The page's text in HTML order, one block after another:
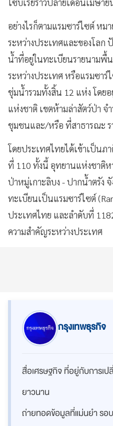
อย่างไรก็ตามแรมซาร์ไซต์ ห
ระหว่างประเทศและของโล
น้ำที่อยู่ในทะเบียนรายนามพื้
ระหว่างประเทศ หรือแรมซา
ชุ่มน้ำรวมทั้งสิ้น 12 แห่ง โด
แห่งชาติ เขตห้ามล่าสัตว์ป่า
ชุมชนและ/หรือ ที่สาธารณะ ร
โดยประเทศไทยได้เข้าเป็น
ที่ 110 ทั้งนี้ อุทยานแห่งชาติห
ป่าหมู่เกาะลิบง - ปากน้ำตรัง
ทะเบียนเป็นแรมซาร์ไซต์
ประเทศไทย และลำดับที่
ความสำคัญระหว่างประเทศ
กรุงเทพธุรกิจ
สื่อเศรษฐกิจ ที่อยู่กับการเป
ยาวนาน
ถ่ายทอดข้อมูลที่แม่นยำ รอ